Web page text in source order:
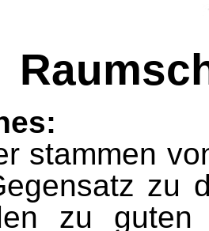
stammen
zu
zu guten